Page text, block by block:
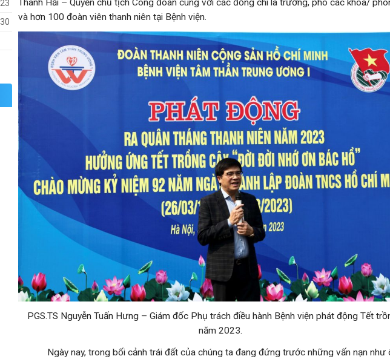
23
30
Thanh Hải – Quyền chủ tịch Công đoàn cùng với các đồng chí là trưởng, phó các khoa/
và hơn 100 đoàn viên thanh niên tại Bệnh viện.
PGS.TS Nguyễn Tuấn Hưng – Giám đốc Phụ trách điều hành Bệnh viện phát động Tết
năm 2023.
Ngày nay, trong bối cảnh trái đất của chúng ta đang đứng trước những vấn nạn như